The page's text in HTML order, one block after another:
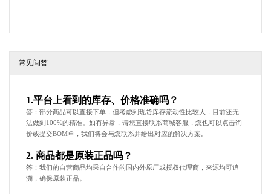
常见问答
1.平台上看到的库存、价格准确吗？
答：部分商品可以直接下单，但考虑到现货库存流动性比较大，目前还无
法做到100%的精准。如有异常，请您直接联系商城客服，您也可以点击询
价或提交BOM单，我们将会与您联系并给出对应的解决方案。
2. 商品都是原装正品吗？
答：我们的自营商品均采自合作的国内外原厂或授权代理商，来源均可追
溯，确保原装正品。